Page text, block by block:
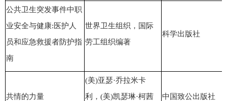
公共卫生突发事件中职
业安全与健康:医护人
员和应急救援者防护指
南
世界卫生组织，国际
劳工组织编著
科学出版社
共情的力量
(美)亚瑟·乔拉米卡
利，(美)凯瑟琳·柯茜
中国致公出版社